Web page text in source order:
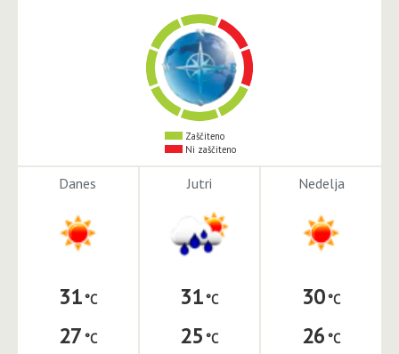
Zaščiteno
Ni zaščiteno
Danes
31
27
Jutri
31
25
Nedelja
30
26